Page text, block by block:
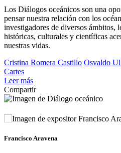
Los Diálogos oceánicos son una
pensar nuestra relación con los
investigadores de diversos ámbitos,
históricas, culturales y científicas
nuestras vidas.
Cristina Romera Castillo Osvaldo
Cartes
Leer más
Compartir
Francisco Aravena